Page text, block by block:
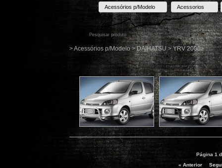
Acessórios p/Modelo Acessorios
> Acessórios p/Modelo > DAIHATSU > YRV 2000>
Página 1
« Anterior